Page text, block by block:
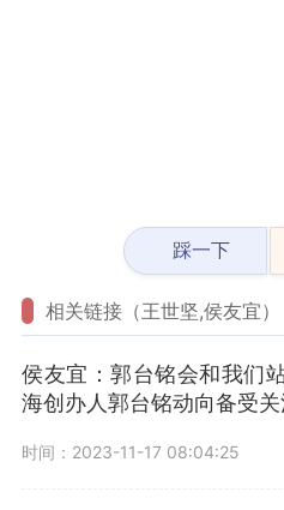
踩一下
相关链接（王世坚,侯友宜）
侯友宜：郭台铭会和我们
海创办人郭台铭动向备受关
时间：2023-11-17 08:04:25